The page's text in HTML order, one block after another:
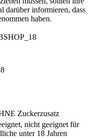
darüber informieren, dass
haben.
Zuckerzusatz
nicht geeignet für
unter 18 Jahren